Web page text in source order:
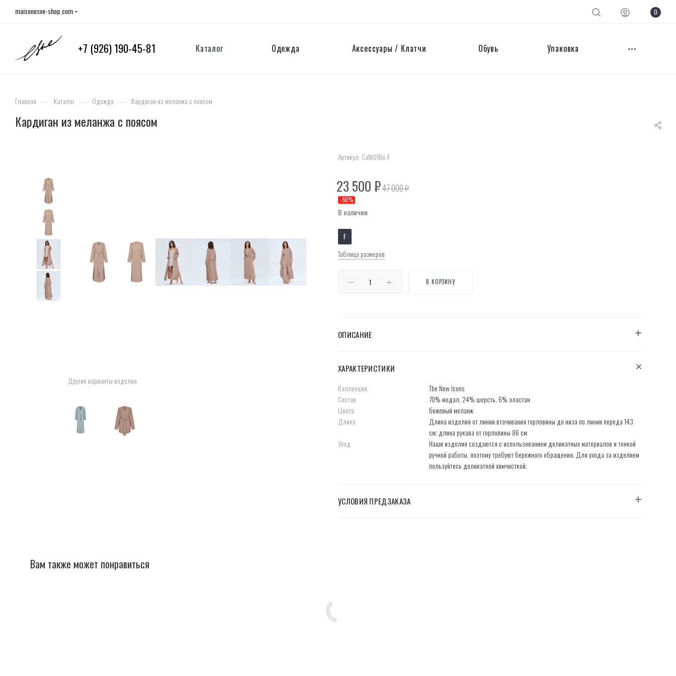
maisonesve-shop.com 0
+7 (926) 190-45-81 Каталог Одежда Аксессуары / Клатчи Обувь Упаковка
Главная — Каталог — Одежда — Кардиган из меланжа с поясом
Кардиган из меланжа с поясом
Другие варианты изделия
Артикул: CaNi01Be-F
23 500₽47 000₽
-50%
В наличии
F
Таблица размеров
В КОРЗИНУ
ОПИСАНИЕ
ХАРАКТЕРИСТИКИ
Коллекция
The New Icons
Состав
70% модал, 24% шерсть, 6% эластан
Цвета
бежевый меланж
Длина
Длина изделия от линии втачивания горловины до низа по линии переда 143
см; длина рукава от горловины 86 см
Уход
Наши изделия создаются с использованием деликатных материалов и тонкой
ручной работы, поэтому требуют бережного обращения. Для ухода за изделием
пользуйтесь деликатной химчисткой.
УСЛОВИЯ ПРЕДЗАКАЗА
Вам также может понравиться